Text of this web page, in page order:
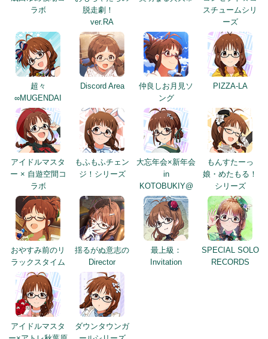
超々
∞MUGENDAI
Discord Area
仲良しお月見ソ
ング
PIZZA-LA
アイドルマスタ
ー × 自遊空間コ
ラボ
もふもふチェン
ジ！シリーズ
大忘年会×新年会
in
KOTOBUKIY@
もんすたーっ
娘・めたもる！
シリーズ
おやすみ前のリ
ラックスタイム
揺るがぬ意志の
Director
最上級：
Invitation
SPECIAL SOLO
RECORDS
アイドルマスタ
ー×アトレ秋葉原
ダウンタウンガ
ールシリーズ
関連画像